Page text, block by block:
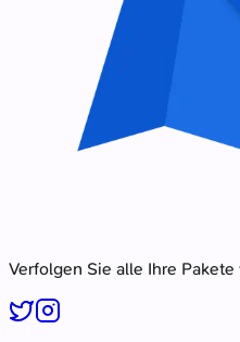
Verfolgen Sie alle Ihre